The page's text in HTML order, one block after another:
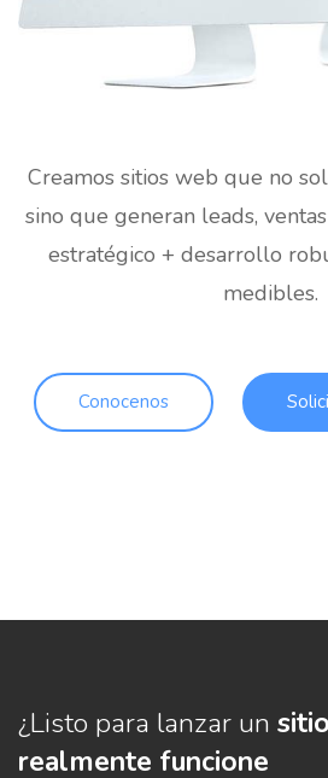
Creamos sitios web que no
sino que generan leads,
estratégico + desarrollo
medibles.
Conocenos
¿Listo para lanzar un
realmente funcione